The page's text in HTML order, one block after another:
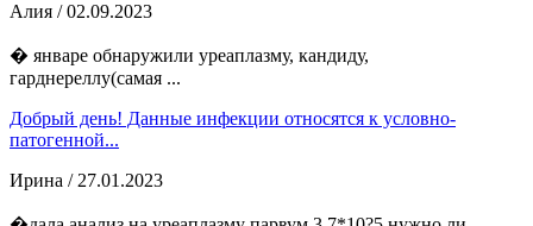
Алия / 02.09.2023
� январе обнаружили уреаплазму, кандиду,
гарднереллу(самая ...
Добрый день! Данные инфекции относятся к условно-
патогенной...
Ирина / 27.01.2023